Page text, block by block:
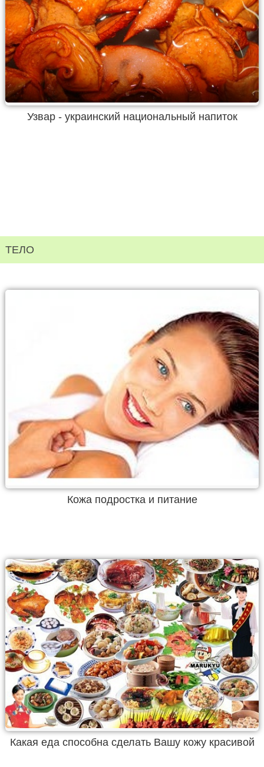
Узвар - украинский национальный напиток
ТЕЛО
Кожа подростка и питание
Какая еда способна сделать Вашу кожу красивой